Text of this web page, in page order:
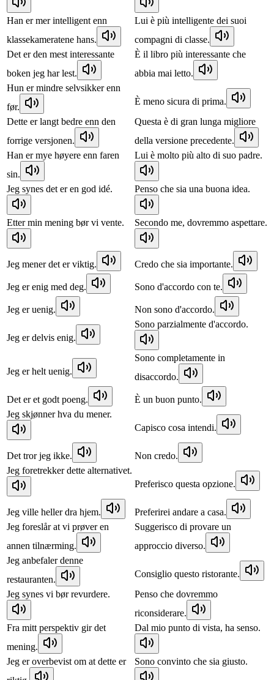
Han er mer intelligent enn
klassekameratene hans.
Lui è più intelligente dei suoi
compagni di classe.
Det er den mest interessante
boken jeg har lest.
È il libro più interessante che
abbia mai letto.
Hun er mindre selvsikker enn
før.
È meno sicura di prima.
Dette er langt bedre enn den
forrige versjonen.
Questa è di gran lunga migliore
della versione precedente.
Han er mye høyere enn faren
sin.
Lui è molto più alto di suo padre.
Jeg synes det er en god idé. Penso che sia una buona idea.
Etter min mening bør vi vente. Secondo me, dovremmo aspettare.
Jeg mener det er viktig. Credo che sia importante.
Jeg er enig med deg. Sono d'accordo con te.
Jeg er uenig. Non sono d'accordo.
Jeg er delvis enig.
Sono parzialmente d'accordo.
Jeg er helt uenig.
Sono completamente in
disaccordo.
Det er et godt poeng.
È un buon punto.
Jeg skjønner hva du mener.
Capisco cosa intendi.
Det tror jeg ikke.
Non credo.
Jeg foretrekker dette alternativet.
Preferisco questa opzione.
Jeg ville heller dra hjem.
Preferirei andare a casa.
Jeg foreslår at vi prøver en
annen tilnærming.
Suggerisco di provare un
approccio diverso.
Jeg anbefaler denne
restauranten.
Consiglio questo ristorante.
Jeg synes vi bør revurdere.
Penso che dovremmo
riconsiderare.
Fra mitt perspektiv gir det
mening.
Dal mio punto di vista, ha senso.
Jeg er overbevist om at dette er
Sono convinto che sia giusto.